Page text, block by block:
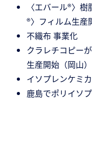
〈エバール®〉
®〉フィルム生産
不織布 事業化
クラレチコピー
生産開始（岡山）
イソプレンケミ
鹿島でポリイソ